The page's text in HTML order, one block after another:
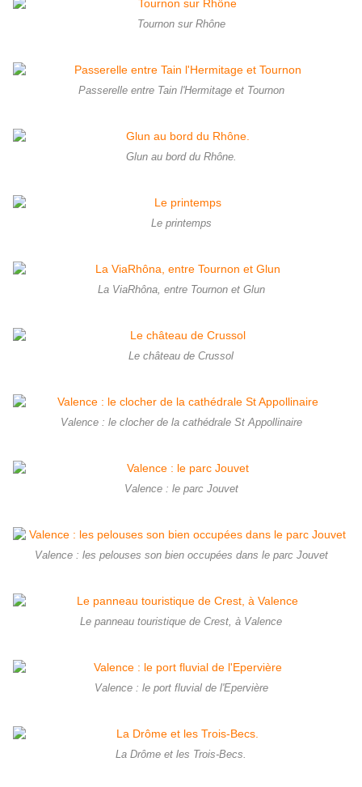
Tournon sur Rhône
Passerelle entre Tain l'Hermitage et Tournon
Glun au bord du Rhône.
Le printemps
La ViaRhôna, entre Tournon et Glun
Le château de Crussol
Valence : le clocher de la cathédrale St Appollinaire
Valence : le parc Jouvet
Valence : les pelouses son bien occupées dans le parc Jouvet
Le panneau touristique de Crest, à Valence
Valence : le port fluvial de l'Epervière
La Drôme et les Trois-Becs.